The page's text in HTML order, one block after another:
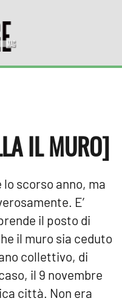
IL MURO]
scorso anno, ma
E’
il posto di
il muro sia ceduto
collettivo, di
il 9 novembre
città. Non era